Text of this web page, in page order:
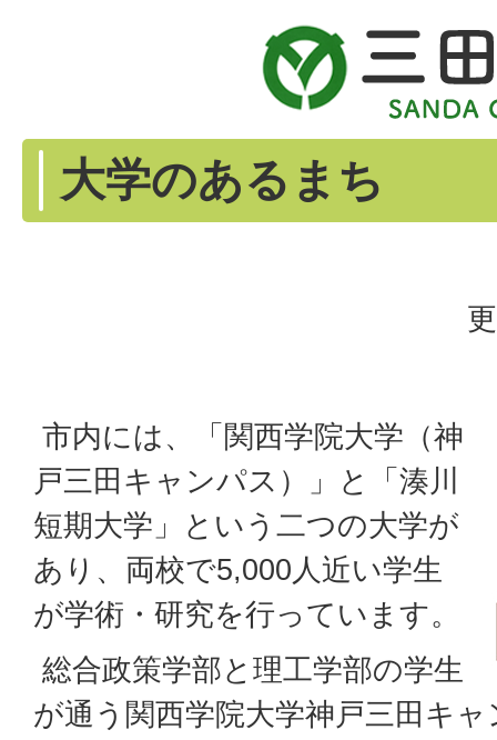
大学のあるまち
市内には、「関西学院大学（神
戸三田キャンパス）」と「湊川
短期大学」という二つの大学が
あり、両校で5,000人近い学生
が学術・研究を行っています。
総合政策学部と理工学部の学生
が通う関西学院大学神戸三田キ